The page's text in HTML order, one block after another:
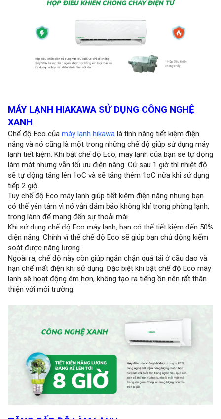
MÁY LẠNH HIAKAWA SỬ DỤNG CÔNG NGHỆ
XANH
Chế độ Eco của máy lạnh hikawalà tính năng tiết kiệm điện
năng và nó cũng là một trong những chế độ giúp sử dụng máy
lạnh tiết kiệm. Khi bật chế độ Eco, máy lạnh của bạn sẽ tự động
làm mát nhưng vẫn tối ưu điện năng. Cứ sau 1 giờ thì nhiệt độ
sẽ tự động tăng lên 1oC và sẽ tăng thêm 1oC nữa khi sử dụng
tiếp 2 giờ.
Tuy chế độ Eco máy lạnh giúp tiết kiệm điện năng nhưng bạn
có thể yên tâm vì nó vẫn đảm bảo không khí trong phòng lạnh,
trong lành để mang đến sự thoải mái.
Khi sử dụng chế độ Eco máy lạnh, bạn có thể tiết kiệm đến 50%
điện năng. Chính vì thế chế độ Eco sẽ giúp bạn chủ động kiểm
soát được năng lượng.
Ngoài ra, chế độ này còn giúp ngăn chặn quá tải ở cầu dao và
hạn chế mất điện khi sử dụng. Đặc biệt khi bật chế độ Eco máy
lạnh sẽ hoạt động êm hơn, không tạo ra tiếng ồn nên rất thân
thiện với môi trường.